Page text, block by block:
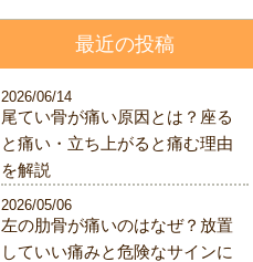
最近の投稿
尾てい骨が痛い原因とは？座る
と痛い・立ち上がると痛む理由
を解説
2026/06/14
左の肋骨が痛いのはなぜ？放置
していい痛みと危険なサインに
2026/05/06